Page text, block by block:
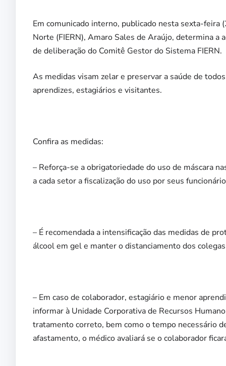
Em comunicado interno, publicado nesta sexta-feira
Norte (FIERN), Amaro Sales de Araújo, determina
de deliberação do Comitê Gestor do Sistema FIERN.
As medidas visam zelar e preservar a saúde de
aprendizes, estagiários e visitantes.
Confira as medidas:
– Reforça-se a obrigatoriedade do uso de máscara
a cada setor a fiscalização do uso por seus
– É recomendada a intensificação das medidas de
álcool em gel e manter o distanciamento dos
– Em caso de colaborador, estagiário e menor
informar à Unidade Corporativa de Recursos
tratamento correto, bem como o tempo necessário
afastamento, o médico avaliará se o colaborador